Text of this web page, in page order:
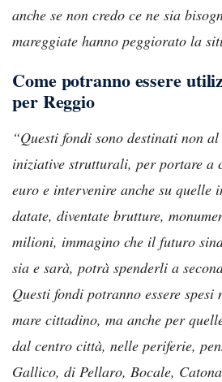
anche se non credo ce ne sia
mareggiate hanno peggiorato la
Come potranno essere
per Reggio
“Questi fondi sono destinati non
iniziative strutturali, per portare a
euro e intervenire anche su
datate, diventate brutture,
milioni, immagino che il futuro
sia e sarà, potrà spenderli a
Questi fondi potranno essere
mare cittadino, ma anche per
dal centro città, nelle periferie,
Gallico, di Pellaro, Bocale,